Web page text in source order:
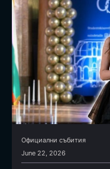
Официални събития
June 22, 2026